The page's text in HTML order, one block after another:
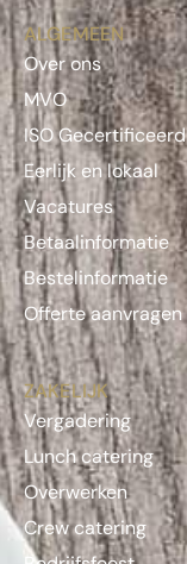
ALGEMEEN
Over ons
MVO
ISO Gecertificeerd
Eerlijk en lokaal
Vacatures
Betaalinformatie
Bestelinformatie
Offerte aanvragen
ZAKELIJK
Vergadering
Lunch catering
Overwerken
Crew catering